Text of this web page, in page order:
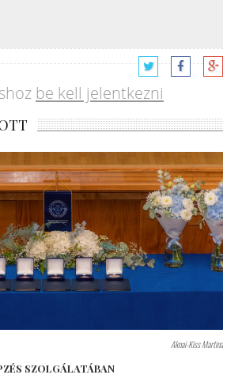
be kell jelentkezni
Aknai-Kiss Martina
SZOLGÁLATÁBAN